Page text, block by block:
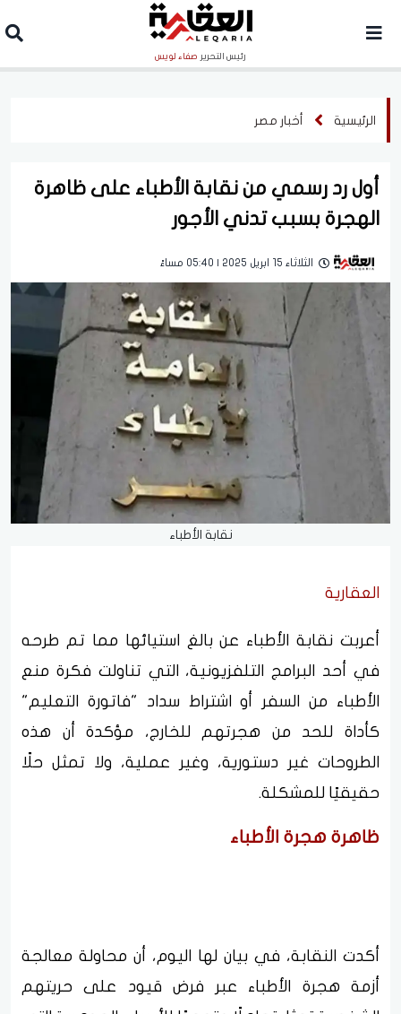
رئيس التحرير صفاء لويس
الرئيسية أخبار مصر
أول رد رسمي من نقابة الأطباء على ظاهرة
الهجرة بسبب تدني الأجور
الثلاثاء 15 ابريل 2025 | 05:40 مساءً
نقابة الأطباء
العقارية
أعربت نقابة الأطباء عن بالغ استيائها مما تم طرحه
في أحد البرامج التلفزيونية، التي تناولت فكرة منع
الأطباء من السفر أو اشتراط سداد "فاتورة التعليم"
كأداة للحد من هجرتهم للخارج، مؤكدة أن هذه
الطروحات غير دستورية، وغير عملية، ولا تمثل حلًا
حقيقيًا للمشكلة.
ظاهرة هجرة الأطباء
أكدت النقابة، في بيان لها اليوم، أن محاولة معالجة
أزمة هجرة الأطباء عبر فرض قيود على حريتهم